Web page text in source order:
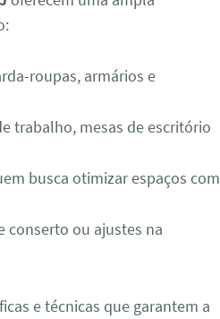
roupas, armários e
trabalho, mesas de escritório
busca otimizar espaços com
conserto ou ajustes na
e técnicas que garantem a